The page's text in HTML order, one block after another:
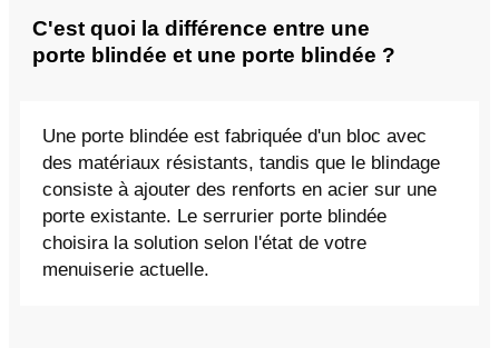
C'est quoi la différence entre une
porte blindée et une porte blindée ?
Une porte blindée est fabriquée d'un bloc avec
des matériaux résistants, tandis que le blindage
consiste à ajouter des renforts en acier sur une
porte existante. Le serrurier porte blindée
choisira la solution selon l'état de votre
menuiserie actuelle.